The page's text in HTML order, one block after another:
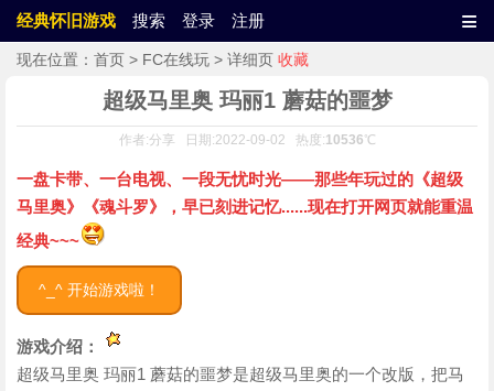
经典怀旧游戏 搜索 登录 注册 ≡
现在位置： 首页 > FC在线玩 > 详细页 收藏
超级马里奥 玛丽1 蘑菇的噩梦
作者:分享 日期:2022-09-02 热度:10536℃
一盘卡带、一台电视、一段无忧时光——那些年玩过的《超级
马里奥》《魂斗罗》，早已刻进记忆......现在打开网页就能重温
经典~~~
^_^ 开始游戏啦！
游戏介绍：
超级马里奥 玛丽1 蘑菇的噩梦是超级马里奥的一个改版，把马